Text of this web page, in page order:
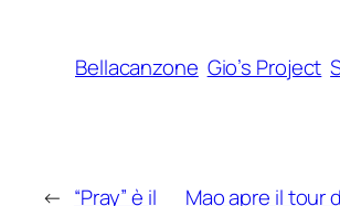
Bellacanzone Gio’s Project
← “Pray” è il
Mao apre il tour